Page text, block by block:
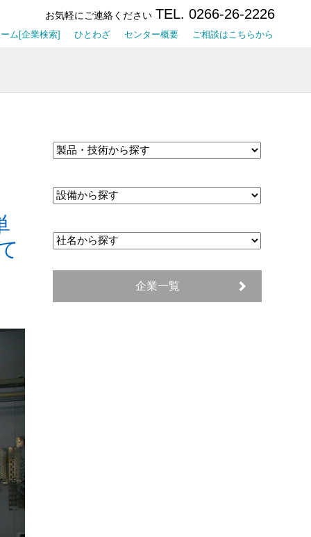
お気軽にご連絡ください TEL. 0266-26-2226
ム[企業検索] ひとわざ センター概要 ご相談はこちらから
企業一覧